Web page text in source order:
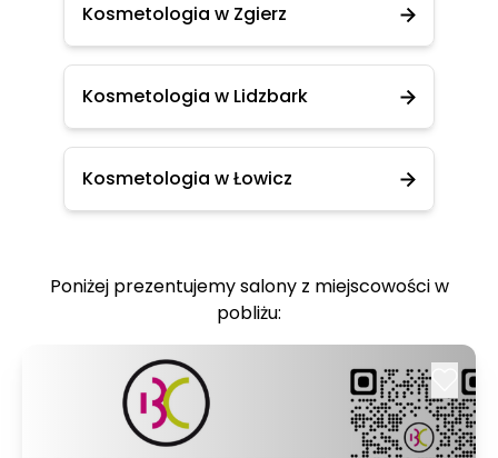
Kosmetologia w Zgierz
Kosmetologia w Lidzbark
Kosmetologia w Łowicz
Poniżej prezentujemy salony z miejscowości w
pobliżu: